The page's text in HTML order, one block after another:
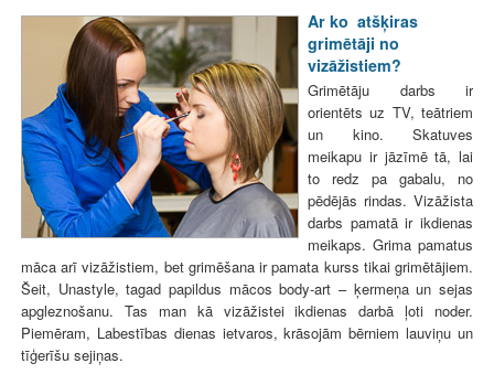
Ar ko atšķiras
grimētāji no
vizāžistiem?
Grimētāju darbs ir
orientēts uz TV, teātriem
un kino. Skatuves
meikapu ir jāzīmē tā, lai
to redz pa gabalu, no
pēdējās rindas. Vizāžista
darbs pamatā ir ikdienas
meikaps. Grima pamatus
māca arī vizāžistiem, bet grimēšana ir pamata kurss tikai grimētājiem.
Šeit, Unastyle, tagad papildus mācos body-art – ķermeņa un sejas
apgleznošanu. Tas man kā vizāžistei ikdienas darbā ļoti noder.
Piemēram, Labestības dienas ietvaros, krāsojām bērniem lauviņu un
tīģerīšu sejiņas.